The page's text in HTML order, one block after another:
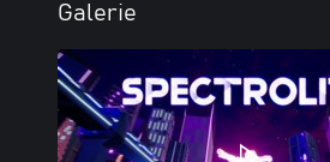
Galerie